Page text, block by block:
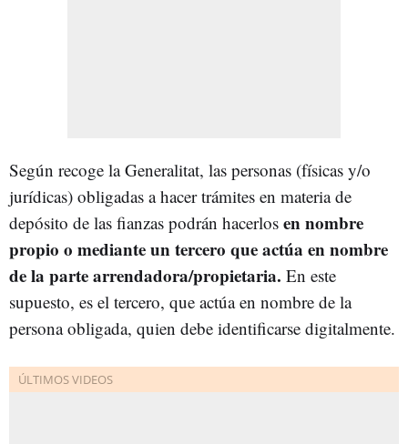
Según recoge la Generalitat, las personas (físicas y/o
jurídicas) obligadas a hacer trámites en materia de
depósito de las fianzas podrán hacerlos en nombre
propio o mediante un tercero que actúa en nombre
de la parte arrendadora/propietaria. En este
supuesto, es el tercero, que actúa en nombre de la
persona obligada, quien debe identificarse digitalmente.